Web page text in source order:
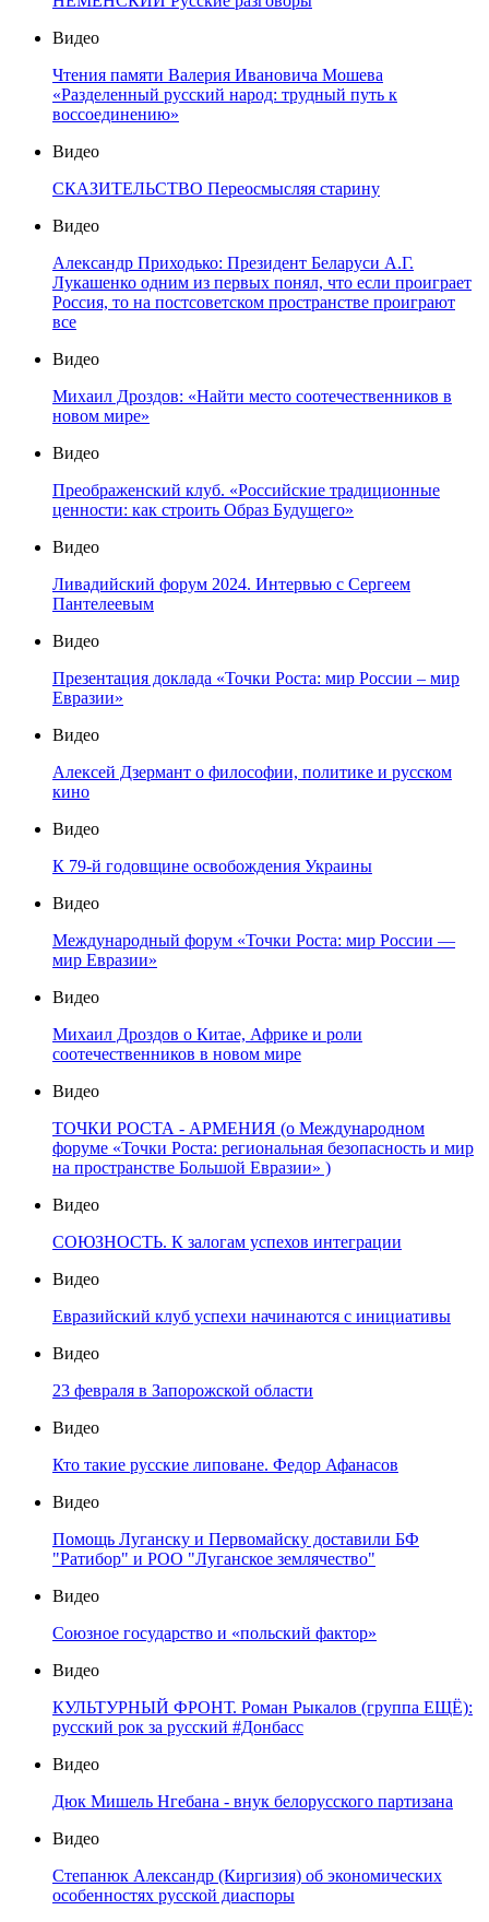
Видео
Чтения памяти Валерия Ивановича Мошева
«Разделенный русский народ: трудный путь к
воссоединению»
Видео
СКАЗИТЕЛЬСТВО Переосмысляя старину
Видео
Александр Приходько: Президент Беларуси А.Г.
Лукашенко одним из первых понял, что если проиграет
Россия, то на постсоветском пространстве проиграют
все
Видео
Михаил Дроздов: «Найти место соотечественников в
новом мире»
Видео
Преображенский клуб. «Российские традиционные
ценности: как строить Образ Будущего»
Видео
Ливадийский форум 2024. Интервью с Сергеем
Пантелеевым
Видео
Презентация доклада «Точки Роста: мир России – мир
Евразии»
Видео
Алексей Дзермант о философии, политике и русском
кино
Видео
К 79-й годовщине освобождения Украины
Видео
Международный форум «Точки Роста: мир России —
мир Евразии»
Видео
Михаил Дроздов о Китае, Африке и роли
соотечественников в новом мире
Видео
ТОЧКИ РОСТА - АРМЕНИЯ (о Международном
форуме «Точки Роста: региональная безопасность и мир
на пространстве Большой Евразии» )
Видео
СОЮЗНОСТЬ. К залогам успехов интеграции
Видео
Евразийский клуб успехи начинаются с инициативы
Видео
23 февраля в Запорожской области
Видео
Кто такие русские липоване. Федор Афанасов
Видео
Помощь Луганску и Первомайску доставили БФ
"Ратибор" и РОО "Луганское землячество"
Видео
Союзное государство и «польский фактор»
Видео
КУЛЬТУРНЫЙ ФРОНТ. Роман Рыкалов (группа ЕЩЁ):
русский рок за русский #Донбасс
Видео
Дюк Мишель Нгебана - внук белорусского партизана
Видео
Степанюк Александр (Киргизия) об экономических
особенностях русской диаспоры